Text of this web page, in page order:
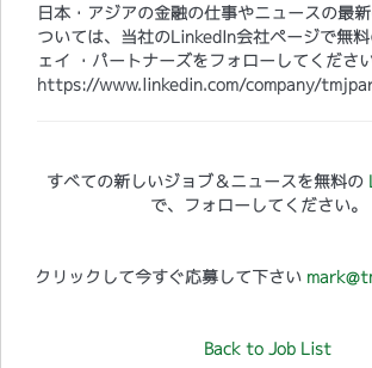
日本・アジアの金融の仕事やニュースの最
ついては、当社のLinkedIn会社ページで無
ェイ ・パートナーズをフォローしてください
https://www.linkedin.com/company/
すべての新しいジョブ＆ニュースを無料の
で、フォローしてください。
クリックして今すぐ応募して下さい
Back to Job List